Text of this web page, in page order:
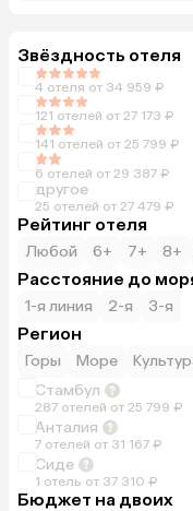
Звёздность отеля
4 отеля от 34 959 ₽
121 отелей от 27 173 ₽
141 отелей от 25 799 ₽
6 отелей от 29 387 ₽
другое
25 отелей от 27 479 ₽
Рейтинг отеля
Любой 6+ 7+ 8+
Расстояние до
1-я линия 2-я 3-я
Регион
Горы Море
Стамбул
287 отелей от 25 799 ₽
Анталия
7 отелей от 31 167 ₽
Сиде
1 отель от 37 310 ₽
Бюджет на двоих